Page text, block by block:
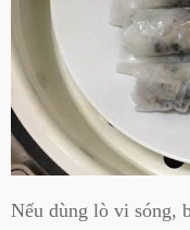
Nếu dùng lò vi sóng,